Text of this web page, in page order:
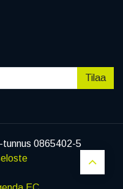
Tilaa
0865402-5